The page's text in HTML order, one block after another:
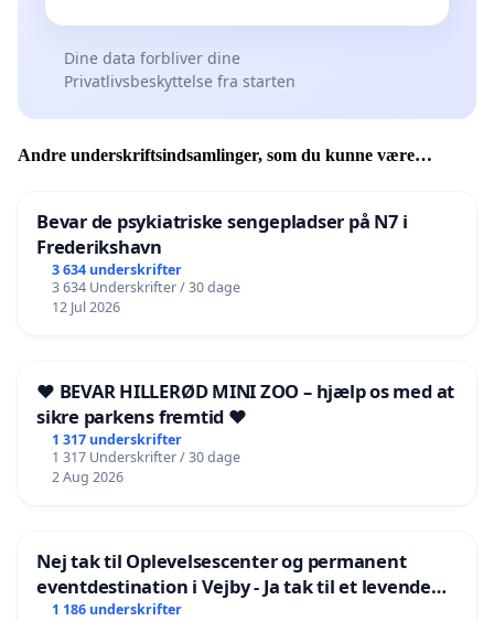
Dine data forbliver dine
Privatlivsbeskyttelse fra starten
Andre underskriftsindsamlinger, som du kunne være
Bevar de psykiatriske sengepladser på N7 i
Frederikshavn
3 634 underskrifter
3 634 Underskrifter / 30 dage
12 Jul 2026
❤️ BEVAR HILLERØD MINI ZOO – hjælp os med at
sikre parkens fremtid ❤️
1 317 underskrifter
1 317 Underskrifter / 30 dage
2 Aug 2026
Nej tak til Oplevelsescenter og permanent
eventdestination i Vejby - Ja tak til et levende
lokalområde i balance
1 186 underskrifter